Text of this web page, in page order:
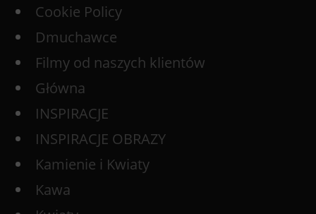
Cookie Policy
Dmuchawce
Filmy od naszych klientów
Główna
INSPIRACJE
INSPIRACJE OBRAZY
Kamienie i Kwiaty
Kawa